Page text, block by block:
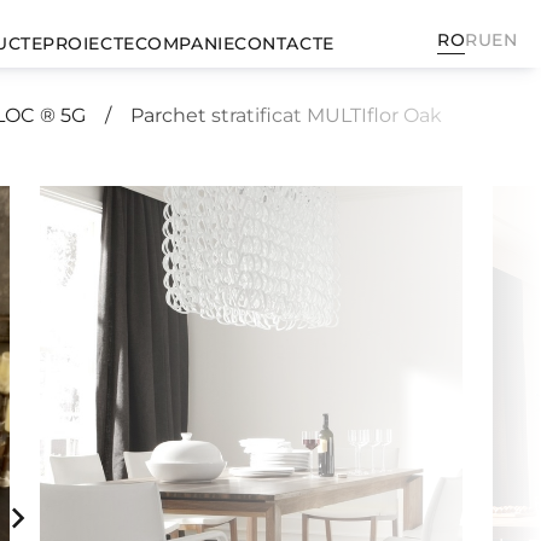
PROIECTECOMPANIECONTACTE RORUEN
® 5G Parchet stratificat MULTIflor Oak